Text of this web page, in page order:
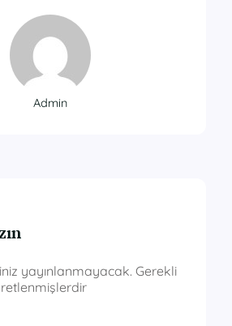
Admin
yayınlanmayacak. Gerekli